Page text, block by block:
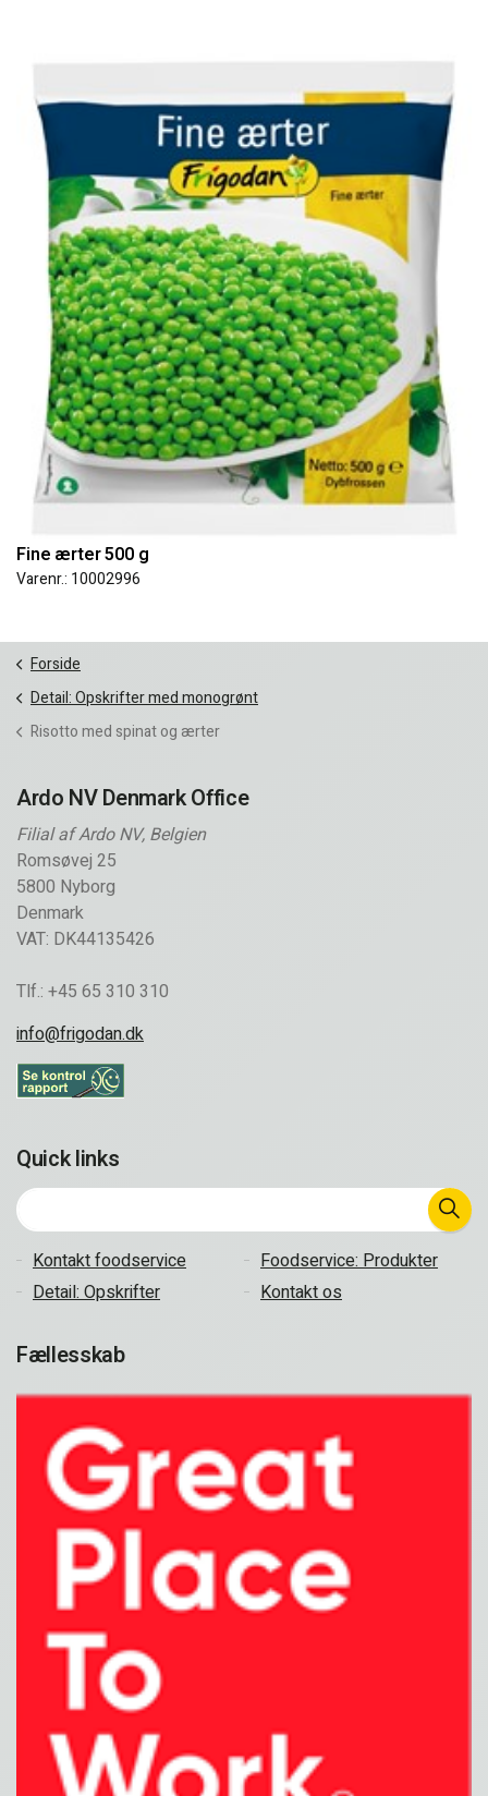
Fine ærter 500 g
Varenr.: 10002996
Forside
Detail: Opskrifter med monogrønt
Risotto med spinat og ærter
Ardo NV Denmark Office
Filial af Ardo NV, Belgien
Romsøvej 25
5800 Nyborg
Denmark
VAT: DK44135426
Tlf.: +45 65 310 310
info@frigodan.dk
Quick links
Kontakt foodservice
Foodservice: Produkter
Detail: Opskrifter
Kontakt os
Fællesskab